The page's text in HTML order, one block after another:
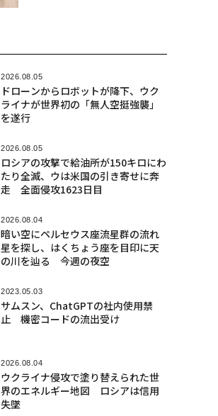
2026.08.05
ドローンからロボットが降下、ウク
ライナが世界初の「無人空挺強襲」
を遂行
2026.08.05
ロシアの攻撃で給油所が150キロにわ
たり全滅、ウは米国の引き寄せに奔
走 全面侵攻1623日目
2026.08.04
暗い空にペルセウス座流星群の流れ
星を探し、はくちょう座を目印に天
の川を辿る 今週の夜空
2023.05.03
サムスン、ChatGPTの社内使用禁
止 機密コードの流出受け
2026.08.04
ウクライナ侵攻で塗り替えられた世
界のエネルギー地図 ロシアは信用
失墜